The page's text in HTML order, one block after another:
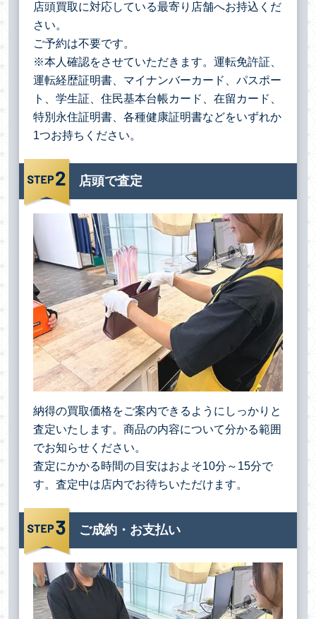
店頭買取に対応している最寄り店舗へお持込くだ
さい。
ご予約は不要です。
※本人確認をさせていただきます。運転免許証、
運転経歴証明書、マイナンバーカード、パスポー
ト、学生証、住民基本台帳カード、在留カード、
特別永住証明書、各種健康証明書などをいずれか
1つお持ちください。
店頭で査定
納得の買取価格をご案内できるようにしっかりと
査定いたします。商品の内容について分かる範囲
でお知らせください。
査定にかかる時間の目安はおよそ10分～15分で
す。査定中は店内でお待ちいただけます。
ご成約・お支払い